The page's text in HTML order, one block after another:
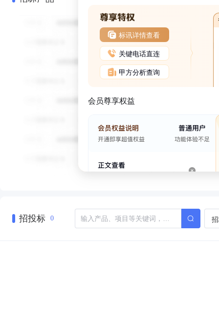
标讯详情查看
关键电话直连
甲方分析查询
会员尊享权益
招投标 0